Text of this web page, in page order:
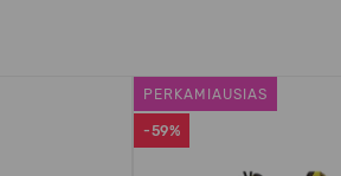
-59%
PERKAMIAUSIAS